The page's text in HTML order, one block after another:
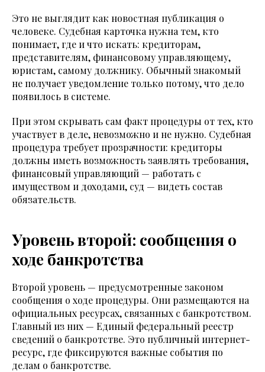
Это не выглядит как новостная публикация о
человеке. Судебная карточка нужна тем, кто
понимает, где и что искать: кредиторам,
представителям, финансовому управляющему,
юристам, самому должнику. Обычный знакомый
не получает уведомление только потому, что дело
появилось в системе.
При этом скрывать сам факт процедуры от тех, кто
участвует в деле, невозможно и не нужно. Судебная
процедура требует прозрачности: кредиторы
должны иметь возможность заявлять требования,
финансовый управляющий — работать с
имуществом и доходами, суд — видеть состав
обязательств.
Уровень второй: сообщения о
ходе банкротства
Второй уровень — предусмотренные законом
сообщения о ходе процедуры. Они размещаются на
официальных ресурсах, связанных с банкротством.
Главный из них — Единый федеральный реестр
сведений о банкротстве. Это публичный интернет-
ресурс, где фиксируются важные события по
делам о банкротстве.